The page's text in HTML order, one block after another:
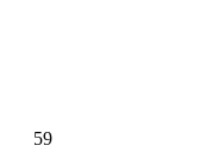
59